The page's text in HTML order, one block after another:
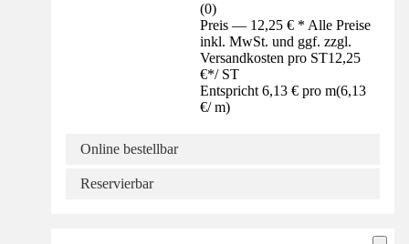
(0)
Preis — 12,25 € * Alle Preise
inkl. MwSt. und ggf. zzgl.
Versandkosten pro ST12,25
€*/ ST
Entspricht 6,13 € pro m(6,13
€/ m)
Online bestellbar
Reservierbar